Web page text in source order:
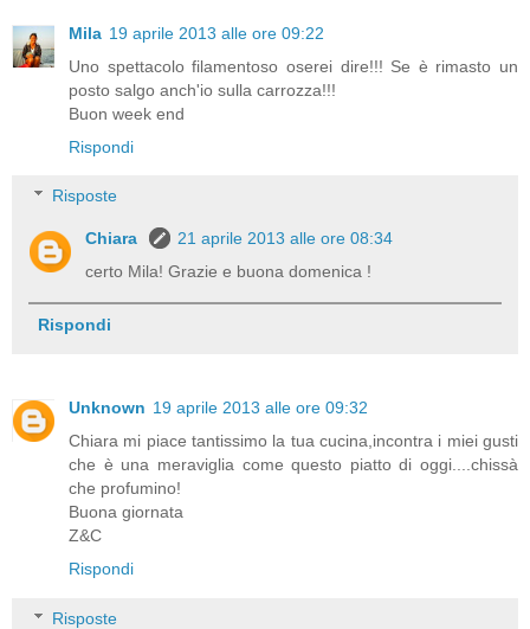
Mila 19 aprile 2013 alle ore 09:22
Uno spettacolo filamentoso oserei dire!!! Se è rimasto un
posto salgo anch'io sulla carrozza!!!
Buon week end
Rispondi
Risposte
Chiara
21 aprile 2013 alle ore 08:34
certo Mila! Grazie e buona domenica !
Rispondi
Unknown 19 aprile 2013 alle ore 09:32
Chiara mi piace tantissimo la tua cucina,incontra i miei gusti
che è una meraviglia come questo piatto di oggi....chissà
che profumino!
Buona giornata
Z&C
Rispondi
Risposte